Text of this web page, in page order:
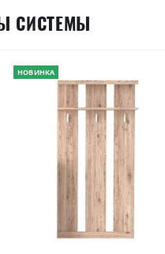
СИСТЕМЫ
НОВИНКА